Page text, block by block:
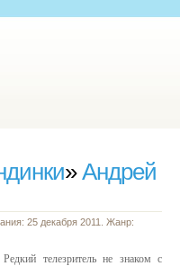
»Андрей
25 декабря 2011. Жанр:
Редкий телезритель не знаком с